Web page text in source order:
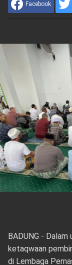
Facebook
BADUNG - Dalam
ketaqwaan
di Lembaga